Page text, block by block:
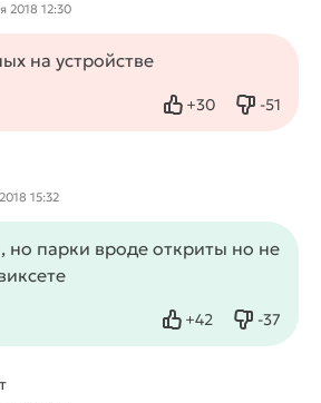
2018 12:30
на устройстве
+30
Нравится -51
Не
15:32
но парки вроде откриты но не
+42
Нравится -37
Не